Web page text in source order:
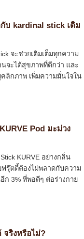
บ kardinal stick เติม
จะช่วยเติมเต็มทุกความ
นจะได้สุขภาพที่ดีกว่า และ
ลิกภาพ เพิ่มความมั่นใจใน
Pod มะม่วง
KURVE อย่างกลิ่น
รุ๊ตตี้ต้องไม่พลาดกับความ
ก 3% ที่พอดีๆ ต่อร่างกาย
ริงหรือไม่?